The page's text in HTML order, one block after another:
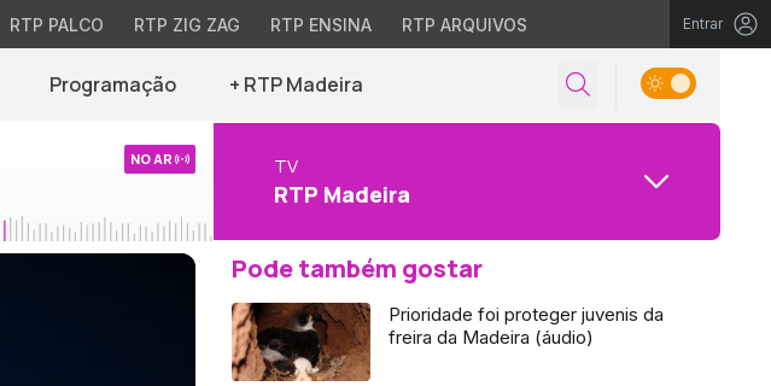
RTP PALCO RTP ZIG ZAG RTP ENSINA RTP ARQUIVOS Entrar
Programação + RTP Madeira
NO AR TV
RTP Madeira
Pode também gostar
Prioridade foi proteger juvenis da
freira da Madeira (áudio)